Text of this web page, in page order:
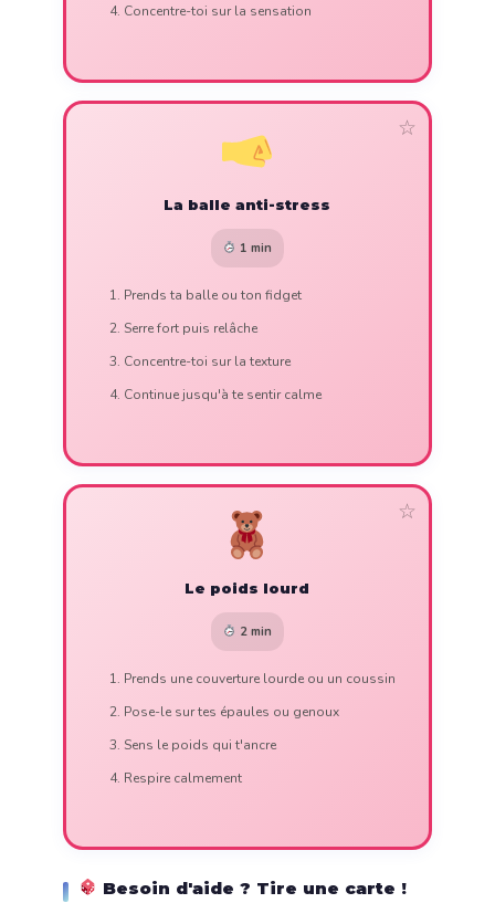
Concentre-toi sur la sensation
☆
La balle anti-stress
1 min
Prends ta balle ou ton fidget
Serre fort puis relâche
Concentre-toi sur la texture
Continue jusqu'à te sentir calme
☆
Le poids lourd
2 min
Prends une couverture lourde ou un coussin
Pose-le sur tes épaules ou genoux
Sens le poids qui t'ancre
Respire calmement
Besoin d'aide ? Tire une carte !